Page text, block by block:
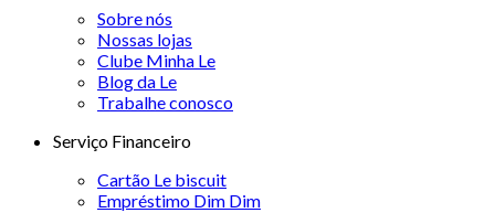
Sobre nós
Nossas lojas
Clube Minha Le
Blog da Le
Trabalhe conosco
Serviço Financeiro
Cartão Le biscuit
Empréstimo Dim Dim